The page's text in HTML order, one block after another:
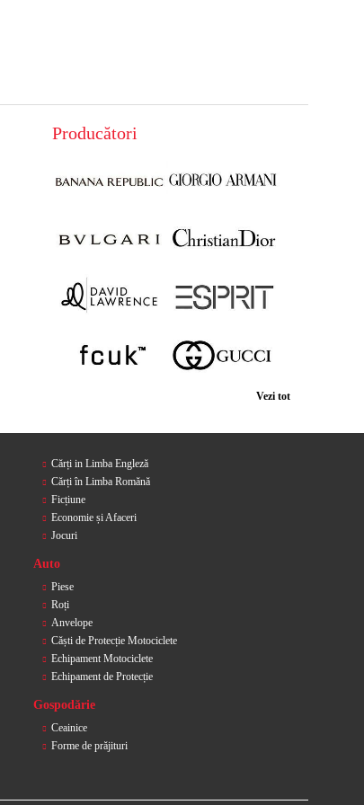
Producători
Vezi tot
Cărți in Limba Engleză
Cărți în Limba Romănă
Ficțiune
Economie și Afaceri
Jocuri
Auto
Piese
Roți
Anvelope
Căști de Protecție Motociclete
Echipament Motociclete
Echipament de Protecție
Gospodărie
Ceainice
Forme de prăjituri